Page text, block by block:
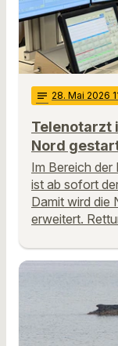
notes 28. Mai 2026
Telenotarzt
Nord
Im Bereich
ist ab sofort
Damit wird die
erweitert.